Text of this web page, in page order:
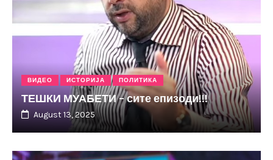
ВИДЕО ИСТОРИЈА ПОЛИТИКА
ТЕШКИ МУАБЕТИ – сите епизоди!!!
August 13, 2025